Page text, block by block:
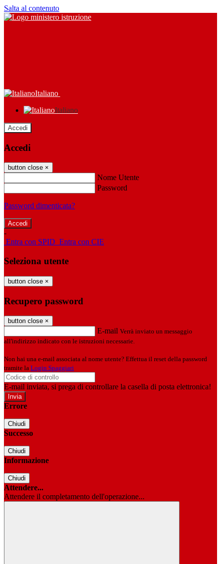
Salta al contenuto
Italiano
Italiano
Accedi
Accedi
button close ×
Nome Utente
Password
Password dimenticata?
-
Entra con SPID Entra con CIE
Seleziona utente
button close ×
Recupero password
button close ×
E-mail Verrà inviato un messaggio
all'indirizzo indicato con le istruzioni necessarie.
Non hai una e-mail associata al nome utente? Effettua il reset della password
tramite la Login Spaggiari
E-mail inviata, si prega di controllare la casella di posta elettronica!
Errore
Chiudi
Successo
Chiudi
Informazione
Chiudi
Attendere...
Attendere il completamento dell'operazione...